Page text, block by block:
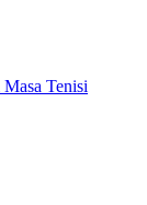
Masa Tenisi